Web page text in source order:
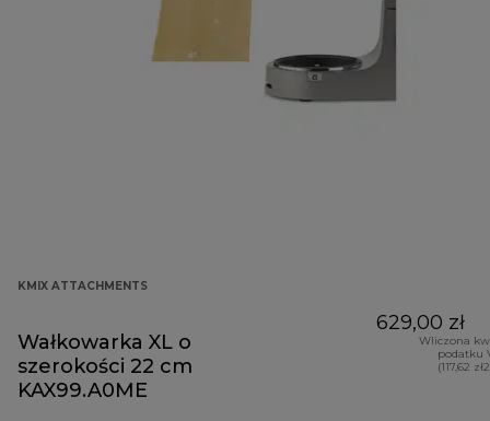
KMIX ATTACHMENTS
Wałkowarka XL o
szerokości 22 cm
KAX99.A0ME
629,00 zł
Wliczona
podatku
(117,62